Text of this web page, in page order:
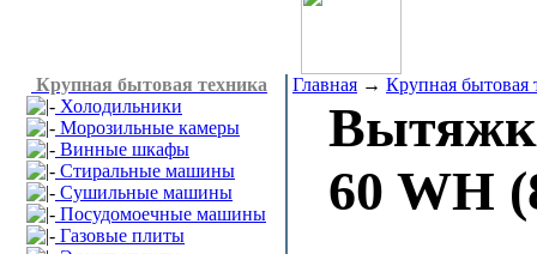
Крупная бытовая техника
Холодильники
Морозильные камеры
Винные шкафы
Стиральные машины
Сушильные машины
Посудомоечные машины
Газовые плиты
Главная → Крупная бытовая
60 WH